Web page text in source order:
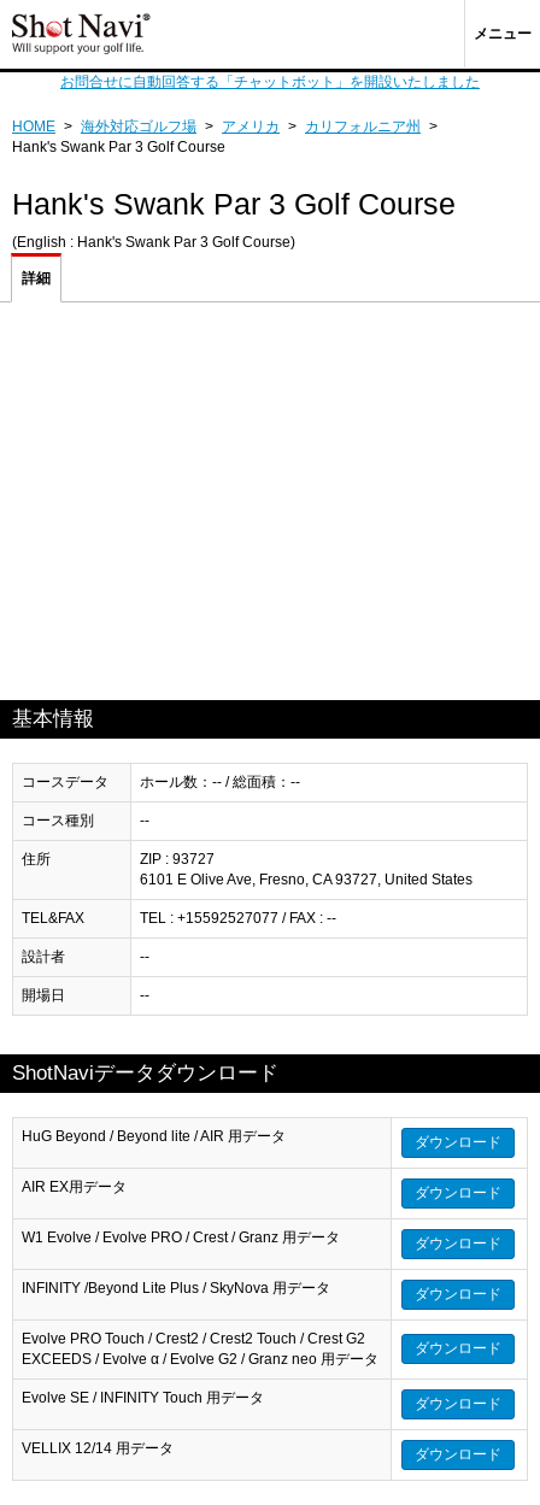
メニュー
お問合せに自動回答する「チャットボット」を開設いたしました
HOME > 海外対応ゴルフ場 > アメリカ > カリフォルニア州
>
Hank's Swank Par 3 Golf Course
Hank's Swank Par 3 Golf Course
(English : Hank's Swank Par 3 Golf Course)
詳細
基本情報
コースデータ ホール数：-- / 総面積：--
コース種別 --
住所
ZIP : 93727
6101 E Olive Ave, Fresno, CA 93727, United States
TEL&FAX TEL : +15592527077 / FAX : --
設計者 --
開場日 --
ShotNaviデータダウンロード
HuG Beyond / Beyond lite / AIR 用データ ダウンロード
AIR EX用データ ダウンロード
W1 Evolve / Evolve PRO / Crest / Granz 用データ ダウンロード
INFINITY /Beyond Lite Plus / SkyNova 用データ ダウンロード
Evolve PRO Touch / Crest2 / Crest2 Touch / Crest G2
EXCEEDS / Evolve α / Evolve G2 / Granz neo 用データ
ダウンロード
Evolve SE / INFINITY Touch 用データ ダウンロード
VELLIX 12/14 用データ ダウンロード